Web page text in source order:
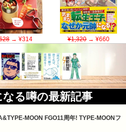
→ ¥314 ¥1,320→ ¥660
る噂の最新記事
MOON FGO11周年! TYPE-MOONフ